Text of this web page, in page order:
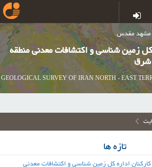
مشهد مقدس
زمین شناسی و اکتشافات معدنی منطقه
GEOLOGICAL SURVEY OF IRAN NORTH - EAST
تازه ها
اداره کل زمین شناسی و اکتشافات معدنی